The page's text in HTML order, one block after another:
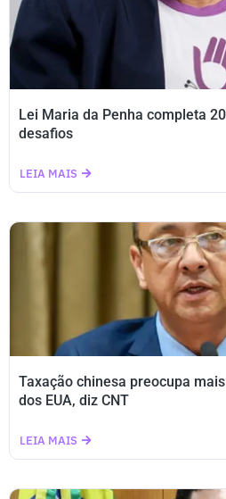
Lei Maria da Penha completa
desafios
LEIA MAIS
Taxação chinesa preocupa
dos EUA, diz CNT
LEIA MAIS